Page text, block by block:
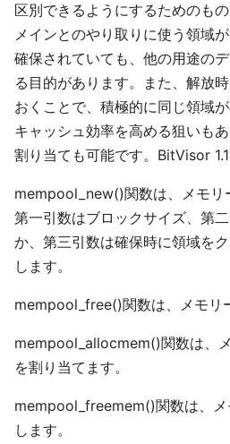
区別できるようにするためのも
メインとのやり取りに使う領域
確保されていても、他の用途の
る目的があります。また、解放
おくことで、積極的に同じ領域
キャッシュ効率を高める狙いも
割り当ても可能です。BitVisor 1.1
mempool_new()関数は、メモリ
第一引数はブロックサイズ、第
か、第三引数は確保時に領域を
します。
mempool_free()関数は、メモリ
mempool_allocmem()関数は、
を割り当てます。
mempool_freemem()関数は、メ
します。